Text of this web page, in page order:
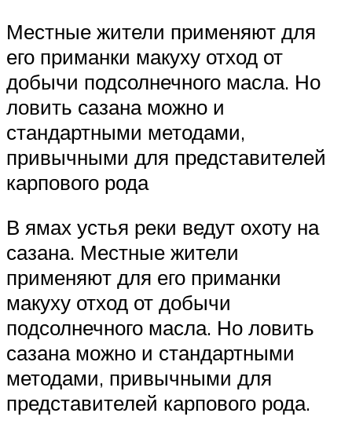
Местные жители применяют для
его приманки макуху отход от
добычи подсолнечного масла. Но
ловить сазана можно и
стандартными методами,
привычными для представителей
карпового рода
В ямах устья реки ведут охоту на
сазана. Местные жители
применяют для его приманки
макуху отход от добычи
подсолнечного масла. Но ловить
сазана можно и стандартными
методами, привычными для
представителей карпового рода.